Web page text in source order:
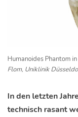
Humanoides Phantom
Flom, Uniklinik
In den letzten
technisch rasant